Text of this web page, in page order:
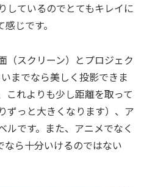
しているのでとてもキレイに
じです。
（スクリーン）とプロジェク
までなら美しく投影できま
これよりも少し距離を取って
ずっと大きくなります）、ア
ルです。また、アニメでなく
ら十分いけるのではない